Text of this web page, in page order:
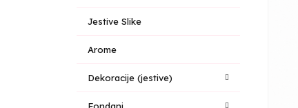
Jestive Slike
Arome
Dekoracije (jestive)